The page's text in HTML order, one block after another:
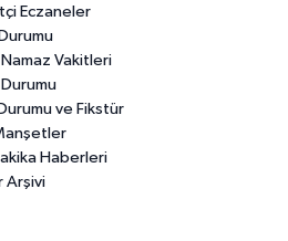
Eczaneler
Vakitleri
ve Fikstür
Haberleri
Arşivi